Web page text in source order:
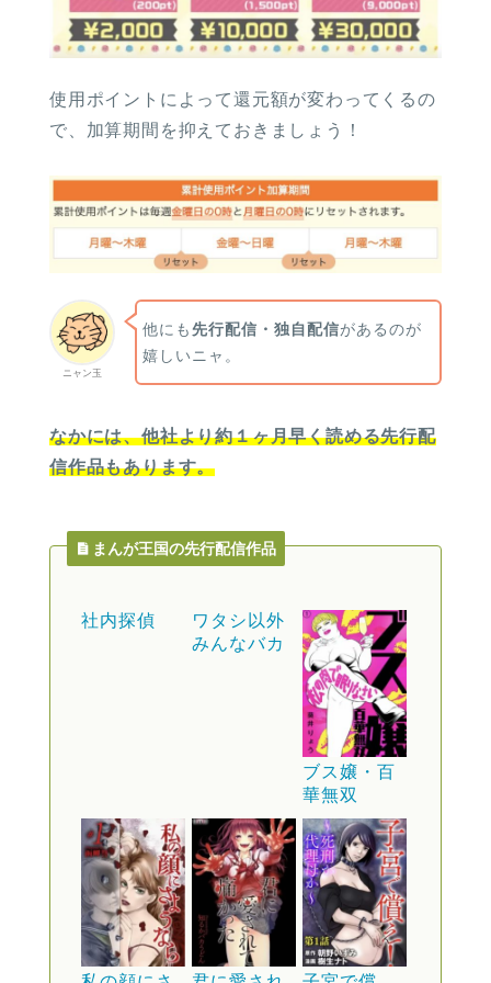
使用ポイントによって還元額が変わってくるの
で、加算期間を抑えておきましょう！
ニャン玉
他にも先行配信・独自配信があるのが
嬉しいニャ。
なかには、他社より約１ヶ月早く読める先行配
信作品もあります。
まんが王国の先行配信作品
社内探偵
ワタシ以外
みんなバカ
ブス嬢・百
華無双